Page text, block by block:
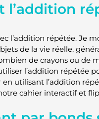
l’addition répétée. Je
de la vie réelle,
de crayons ou de
l’addition répétée
utilisant l’addition
cahier interactif et